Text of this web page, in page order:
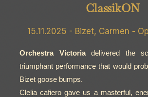
ClassikON
15.11.2025 - Bizet, Carmen -
Orchestra Victoriadelivered the
triumphant performance that would
Bizet goose bumps.
Clelia cafiero gave us a masterful,